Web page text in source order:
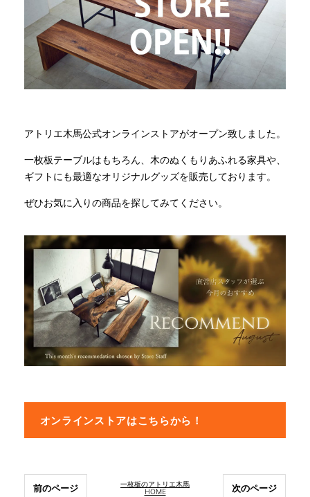
直営店
イベント
全商品一覧
納品事例
INFORMATION
MOKUBA CHANNEL
アトリエ木馬公式オンラインストアがオープン致しました。
一枚板テーブルはもちろん、木のぬくもりあふれる家具や、
ギフトにも最適なオリジナルグッズを販売しております。
ぜひお気に入りの商品を探してみてください。
オンラインストアはこちらから！
一枚板のアトリエ木馬
HOME
前のページ 次のページ